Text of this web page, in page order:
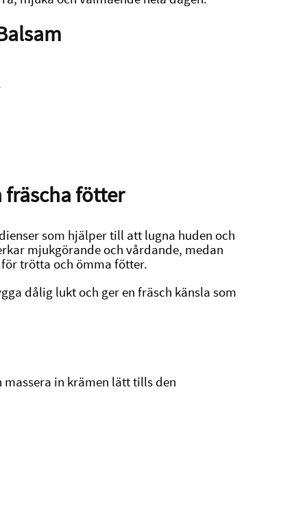
fräscha fötter
som hjälper till att lugna huden och
mjukgörande och vårdande, medan
trötta och ömma fötter.
dålig lukt och ger en fräsch känsla som
in krämen lätt tills den